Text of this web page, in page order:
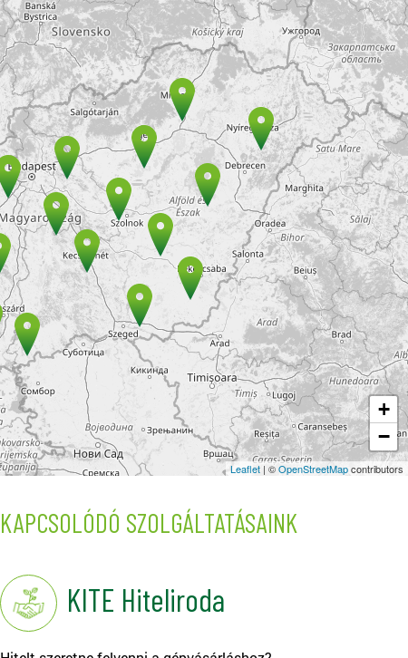
+
−
Leaflet | ©OpenStreetMapcontributors
KAPCSOLÓDÓ SZOLGÁLTATÁSAINK
KITE Hiteliroda